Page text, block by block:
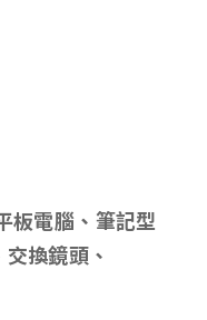
板電腦、筆記型
換鏡頭、